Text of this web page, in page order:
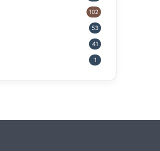
102
53
41
1